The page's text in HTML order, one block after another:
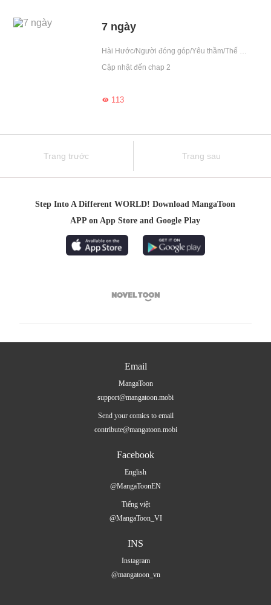
7 ngày
Hài Hước/Người đóng góp/Yêu thầm/Thế thân/Hay diễn trò
Cập nhật đến chap 2
113
Trang trước Trang sau
Step Into A Different WORLD! Download MangaToon
APP on App Store and Google Play

Email
MangaToon
support@mangatoon.mobi
Send your comics to email
contribute@mangatoon.mobi
Facebook
English
@MangaToonEN
Tiếng việt
@MangaToon_VI
INS
Instagram
@mangatoon_vn